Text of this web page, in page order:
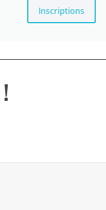
Inscriptions